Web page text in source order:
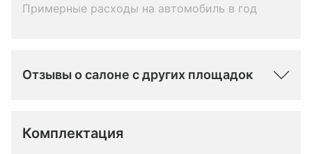
Примерные расходы на автомобиль в год
Отзывы о салоне с других площадок
Комплектация